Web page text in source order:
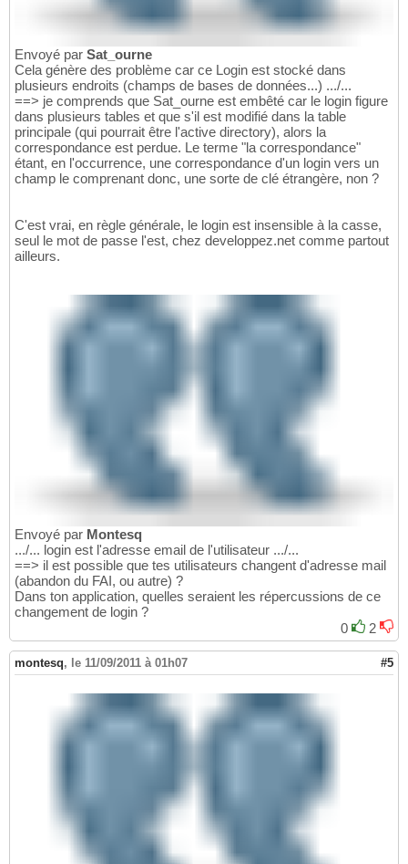
Envoyé par Sat_ourne
Cela génère des problème car ce Login est stocké dans
plusieurs endroits (champs de bases de données...) .../...
==> je comprends que Sat_ourne est embêté car le login figure
dans plusieurs tables et que s'il est modifié dans la table
principale (qui pourrait être l'active directory), alors la
correspondance est perdue. Le terme "la correspondance"
étant, en l'occurrence, une correspondance d'un login vers un
champ le comprenant donc, une sorte de clé étrangère, non ?
C'est vrai, en règle générale, le login est insensible à la casse,
seul le mot de passe l'est, chez developpez.net comme partout
ailleurs.
Envoyé par Montesq
.../... login est l'adresse email de l'utilisateur .../...
==> il est possible que tes utilisateurs changent d'adresse mail
(abandon du FAI, ou autre) ?
Dans ton application, quelles seraient les répercussions de ce
changement de login ?
0
2
montesq, le 11/09/2011 à 01h07 #5